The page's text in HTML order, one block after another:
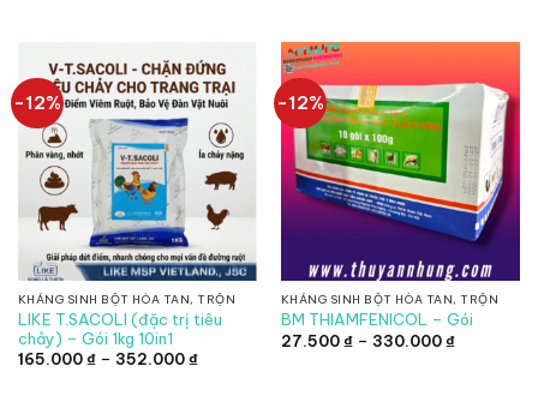
280.500 ₫
đến
-12%
KHÁNG SINH BỘT HÒA TAN, TRỘN
LIKE T.SACOLI (đặc trị tiêu
chảy) – Gói 1kg 10in1
165.000₫ – 352.000₫Khoảng
-12%
KHÁNG SINH BỘT HÒA TAN, TRỘN
BM THIAMFENICOL – Gói
27.500₫ – 330.000₫Khoảng
giá: